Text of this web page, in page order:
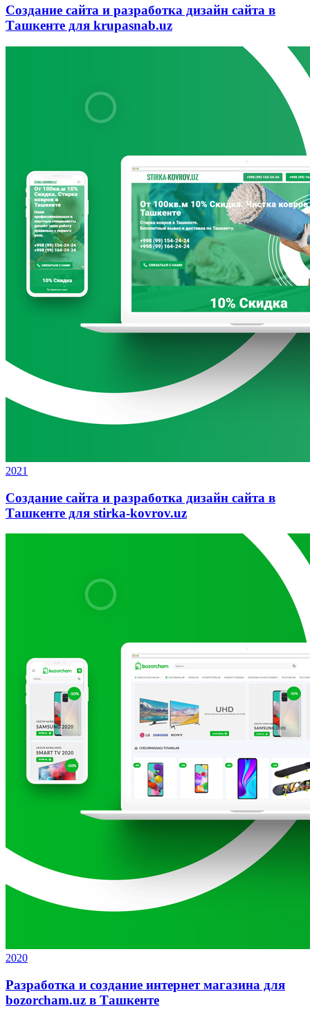
Создание сайта и разработка дизайн сайта в
Ташкенте для krupasnab.uz
2021
Создание сайта и разработка дизайн сайта в
Ташкенте для stirka-kovrov.uz
2020
Разработка и создание интернет магазина для
bozorcham.uz в Ташкенте